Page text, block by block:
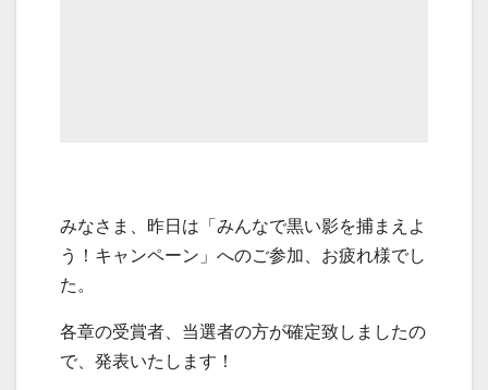
みなさま、昨日は「みんなで黒い影を捕まえよ
う！キャンペーン」へのご参加、お疲れ様でし
た。
各章の受賞者、当選者の方が確定致しましたの
で、発表いたします！